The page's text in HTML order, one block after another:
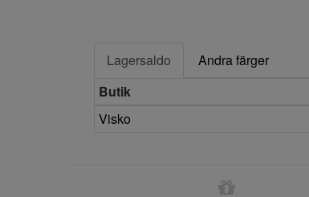
Lagersaldo
Andra färger
Butik
Visko